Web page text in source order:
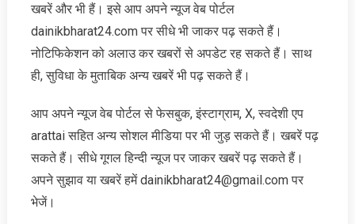
खबरें और भी हैं। इसे आप अपने न्‍यूज वेब पोर्टल
dainikbharat24.com पर सीधे भी जाकर पढ़ सकते हैं।
नोटिफिकेशन को अलाउ कर खबरों से अपडेट रह सकते हैं। साथ
ही, सुविधा के मुताबिक अन्‍य खबरें भी पढ़ सकते हैं।
आप अपने न्‍यूज वेब पोर्टल से फेसबुक, इंस्‍टाग्राम, X, स्‍वदेशी एप
arattai सहित अन्‍य सोशल मीडिया पर भी जुड़ सकते हैं। खबरें पढ़
सकते हैं। सीधे गूगल हिन्‍दी न्‍यूज पर जाकर खबरें पढ़ सकते हैं।
अपने सुझाव या खबरें हमें dainikbharat24@gmail.com पर
भेजें।